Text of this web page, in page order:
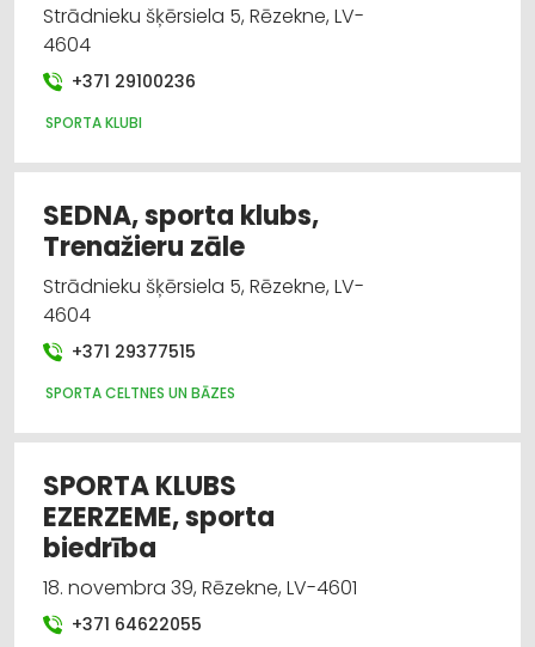
Strādnieku šķērsiela 5, Rēzekne, LV-
4604
+371 29100236
SPORTA KLUBI
SEDNA, sporta klubs,
Trenažieru zāle
Strādnieku šķērsiela 5, Rēzekne, LV-
4604
+371 29377515
SPORTA CELTNES UN BĀZES
SPORTA KLUBS
EZERZEME, sporta
biedrība
18. novembra 39, Rēzekne, LV-4601
+371 64622055